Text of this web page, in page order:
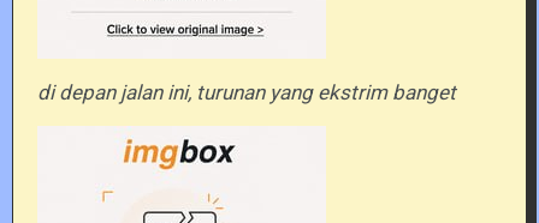
di depan jalan ini, turunan yang ekstrim banget